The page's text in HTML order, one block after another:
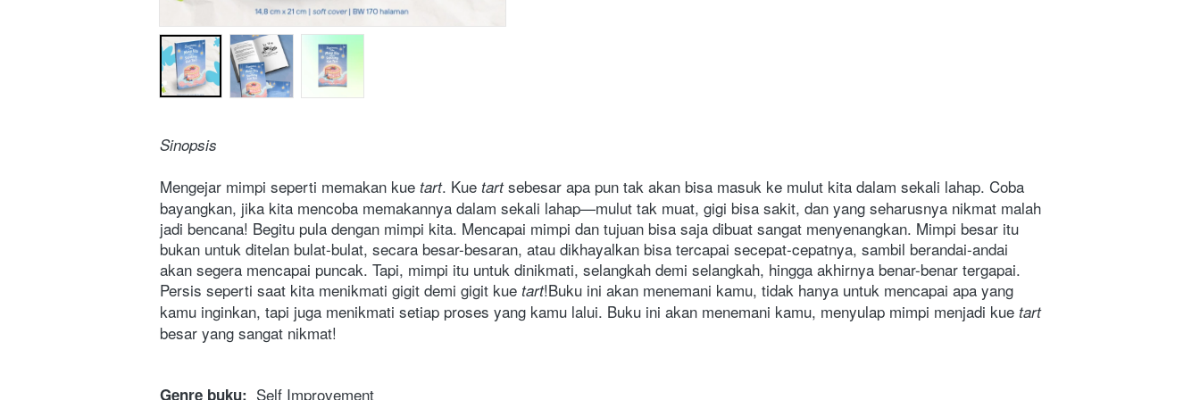
Sinopsis
Mengejar mimpi seperti memakan kue tart. Kue tart sebesar apa pun tak akan bisa masuk ke mulut kita dalam sekali lahap. Coba
bayangkan, jika kita mencoba memakannya dalam sekali lahap—mulut tak muat, gigi bisa sakit, dan yang seharusnya nikmat malah
jadi bencana! Begitu pula dengan mimpi kita. Mencapai mimpi dan tujuan bisa saja dibuat sangat menyenangkan. Mimpi besar itu
bukan untuk ditelan bulat-bulat, secara besar-besaran, atau dikhayalkan bisa tercapai secepat-cepatnya, sambil berandai-andai
akan segera mencapai puncak. Tapi, mimpi itu untuk dinikmati, selangkah demi selangkah, hingga akhirnya benar-benar tergapai.
Persis seperti saat kita menikmati gigit demi gigit kue tart!Buku ini akan menemani kamu, tidak hanya untuk mencapai apa yang
kamu inginkan, tapi juga menikmati setiap proses yang kamu lalui. Buku ini akan menemani kamu, menyulap mimpi menjadi kue tart
besar yang sangat nikmat!
Genre buku:
  Self Improvement